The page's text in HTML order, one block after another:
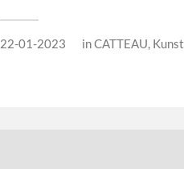
22-01-2023 inCATTEAU, Kunst